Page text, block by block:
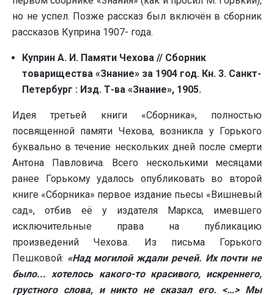
но не успел. Позже рассказ был включён в сборник
рассказов Куприна 1907- года.
Куприн А. И. Памяти Чехова // Сборник
товарищества «Знание» за 1904 год. Кн. 3. Санкт-
Петербург : Изд. Т-ва «Знание», 1905.
Идея третьей книги «Сборника», полностью
посвященной памяти Чехова, возникла у Горького
буквально в течение нескольких дней после смерти
Антона Павловича. Всего несколькими месяцами
ранее Горькому удалось опубликовать во второй
книге «Сборника» первое издание пьесы «Вишневый
сад», отбив её у издателя Маркса, имевшего
исключительные права на публикацию
произведений Чехова. Из письма Горького
Пешковой: «Над могилой ждали речей. Их почти не
было... хотелось какого-то красивого, искреннего,
грустного слова, и никто не сказал его. <…> Мы